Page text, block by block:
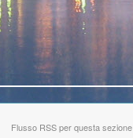
Flusso RSS per questa sezione